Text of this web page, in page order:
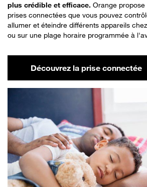
plus crédible et efficace. Orange
prises connectées que vous pouvez
allumer et éteindre différents appareils
ou sur une plage horaire programmée à
Découvrez la prise connectée